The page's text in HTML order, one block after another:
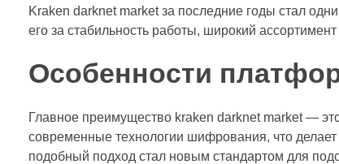
Kraken darknet market за последние годы стал
его за стабильность работы, широкий
Особенности
Главное преимущество kraken darknet market —
современные технологии шифрования, что
подобный подход стал новым стандартом для